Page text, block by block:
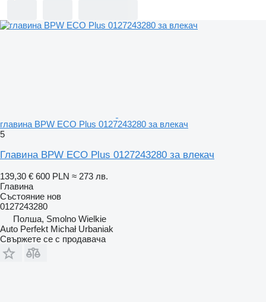
главина BPW ECO Plus 0127243280 за влекач
5
Главина BPW ECO Plus 0127243280 за влекач
139,30 € 600 PLN ≈ 273 лв.
Главина
Състояние нов
0127243280
Полша, Smolno Wielkie
Auto Perfekt Michał Urbaniak
Свържете се с продавача